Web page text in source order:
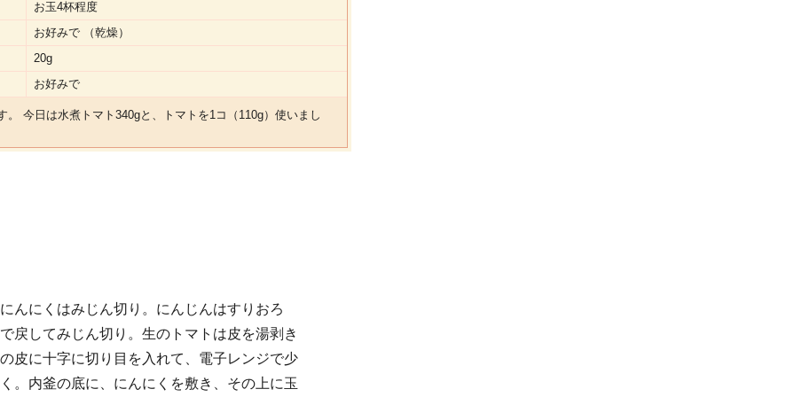
お玉4杯程度
お好みで （乾燥）
20g
お好みで
今日は水煮トマト340gと、トマトを1コ（110g）使いまし
んにくはみじん切り。にんじんはすりおろ
戻してみじん切り。生のトマトは皮を湯剥き
皮に十字に切り目を入れて、電子レンジで少
。内釜の底に、にんにくを敷き、その上に玉